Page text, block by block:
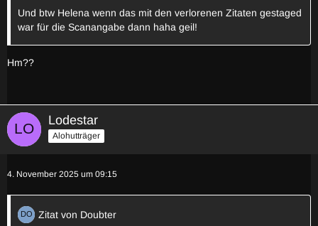
Und btw Helena wenn das mit den verlorenen Zitaten gestaged
war für die Scanangabe dann haha geil!
Hm??
Lodestar
Alohutträger
4. November 2025 um 09:15
Zitat von Doubter